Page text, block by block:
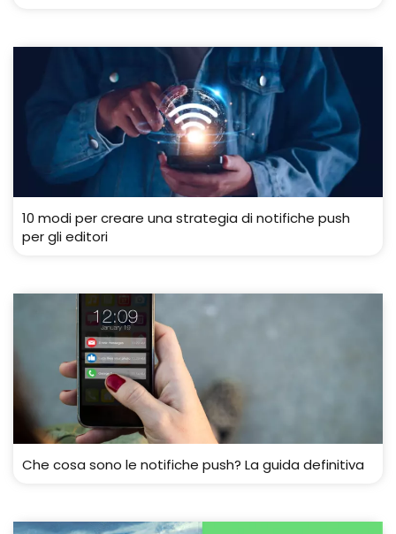
10 modi per creare una strategia di notifiche push
per gli editori
Che cosa sono le notifiche push? La guida definitiva